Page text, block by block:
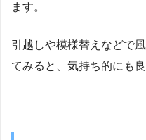
ます。
引越しや模様替えなどで
てみると、気持ち的にも